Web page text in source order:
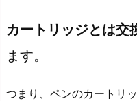
カートリッジとは交
ます。
つまり、ペンのカートリ